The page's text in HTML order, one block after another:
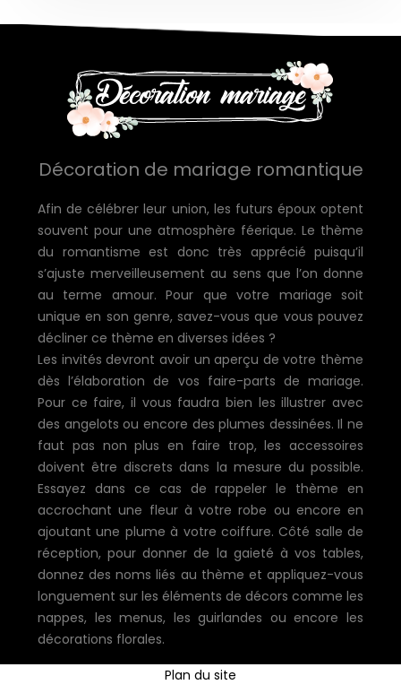
Décoration de mariage romantique
Afin de célébrer leur union, les futurs époux optent
souvent pour une atmosphère féerique. Le thème
du romantisme est donc très apprécié puisqu’il
s’ajuste merveilleusement au sens que l’on donne
au terme amour. Pour que votre mariage soit
unique en son genre, savez-vous que vous pouvez
décliner ce thème en diverses idées ?
Les invités devront avoir un aperçu de votre thème
dès l’élaboration de vos faire-parts de mariage.
Pour ce faire, il vous faudra bien les illustrer avec
des angelots ou encore des plumes dessinées. Il ne
faut pas non plus en faire trop, les accessoires
doivent être discrets dans la mesure du possible.
Essayez dans ce cas de rappeler le thème en
accrochant une fleur à votre robe ou encore en
ajoutant une plume à votre coiffure. Côté salle de
réception, pour donner de la gaieté à vos tables,
donnez des noms liés au thème et appliquez-vous
longuement sur les éléments de décors comme les
nappes, les menus, les guirlandes ou encore les
décorations florales.
Plan du site